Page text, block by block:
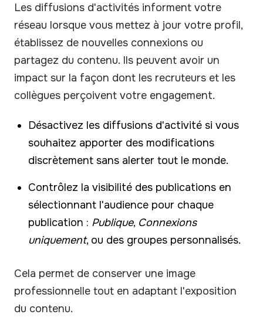
Les diffusions d'activités informent votre
réseau lorsque vous mettez à jour votre profil,
établissez de nouvelles connexions ou
partagez du contenu. Ils peuvent avoir un
impact sur la façon dont les recruteurs et les
collègues perçoivent votre engagement.
Désactivez les diffusions d'activité si vous
souhaitez apporter des modifications
discrètement sans alerter tout le monde.
Contrôlez la visibilité des publications en
sélectionnant l'audience pour chaque
publication : Publique, Connexions
uniquement, ou des groupes personnalisés.
Cela permet de conserver une image
professionnelle tout en adaptant l'exposition
du contenu.